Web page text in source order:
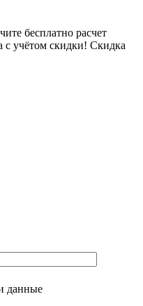
бесплатно расчет
с учётом скидки! Скидка
данные